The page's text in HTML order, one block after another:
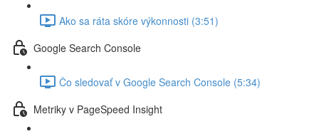
Ako sa ráta skóre výkonnosti (3:51)
Google Search Console
Čo sledovať v Google Search Console (5:34)
Metriky v PageSpeed Insight